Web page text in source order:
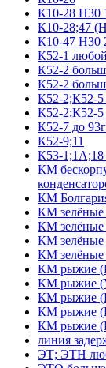
К10-28 Н30
К10-28;47
К10-47 Н30
К52-1
К52-2
К52-2
К52-2;К52-5
К52-2;К52-5
К52-7 до
К52-9;11
К53-1;1А;18
КМ
КМ
КМ зелёные
КМ зелёные
КМ зелёные
КМ зелёные
КМ рыжие
КМ рыжие
КМ рыжие
КМ рыжие
КМ рыжие
линия
ЭТ; ЭТН